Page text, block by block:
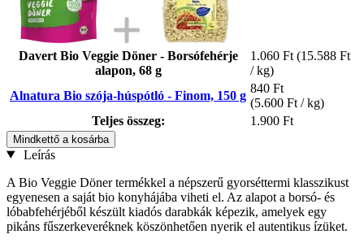
Davert Bio Veggie Döner - Borsófehérje
alapon, 68 g
1.060 Ft (15.588 Ft
/ kg)
Alnatura Bio szója-húspótló - Finom, 150 g
840 Ft
(5.600 Ft / kg)
Teljes összeg:
1.900 Ft
Mindkettő a kosárba
Leírás
A Bio Veggie Döner termékkel a népszerű gyorséttermi klasszikust
egyenesen a saját bio konyhájába viheti el. Az alapot a borsó- és
lóbabfehérjéből készült kiadós darabkák képezik, amelyek egy
pikáns fűszerkeveréknek köszönhetően nyerik el autentikus ízüket.